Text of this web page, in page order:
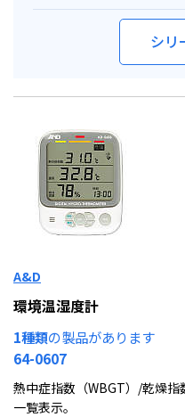
シリ
A&D
環境温湿度計
1種類の製品があります
64-0607
熱中症指数（WBGT）/乾燥
一覧表示。